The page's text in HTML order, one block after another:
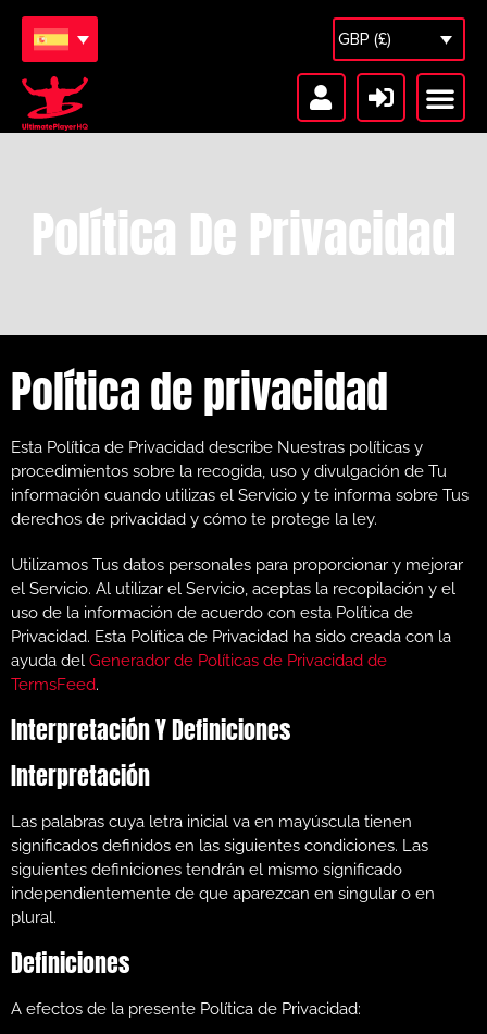
GBP (£)
Política De Privacidad
Política de privacidad
Esta Política de Privacidad describe Nuestras políticas y
procedimientos sobre la recogida, uso y divulgación de Tu
información cuando utilizas el Servicio y te informa sobre Tus
derechos de privacidad y cómo te protege la ley.
Utilizamos Tus datos personales para proporcionar y mejorar
el Servicio. Al utilizar el Servicio, aceptas la recopilación y el
uso de la información de acuerdo con esta Política de
Privacidad. Esta Política de Privacidad ha sido creada con la
ayuda del Generador de Políticas de Privacidad de
TermsFeed.
Interpretación Y Definiciones
Interpretación
Las palabras cuya letra inicial va en mayúscula tienen
significados definidos en las siguientes condiciones. Las
siguientes definiciones tendrán el mismo significado
independientemente de que aparezcan en singular o en
plural.
Definiciones
A efectos de la presente Política de Privacidad: